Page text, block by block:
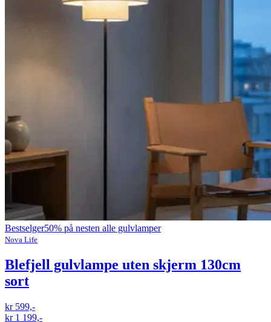
Bestselger50% på nesten alle gulvlamper
Nova Life
Blefjell gulvlampe uten skjerm 130cm
sort
kr 599,-
kr 1 199,-